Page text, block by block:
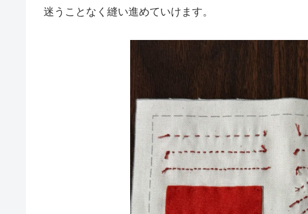
迷うことなく縫い進めていけます。